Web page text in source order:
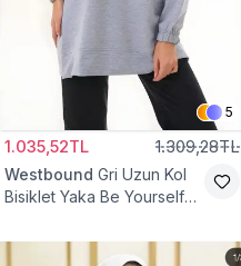
5
1.035,52TL 1.309,28TL
Westbound Gri Uzun Kol
Bisiklet Yaka Be Yourself